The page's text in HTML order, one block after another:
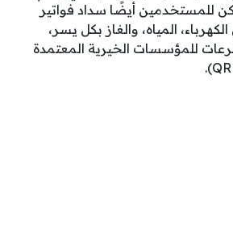
للمستخدمين أيضًا سداد فواتير
المياه، والغاز بكل يسر،
للمؤسسات الخيرية المعتمدة